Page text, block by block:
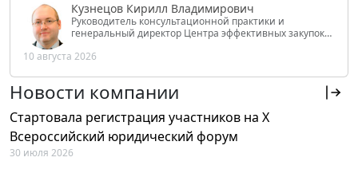
Кузнецов Кирилл Владимирович
Руководитель консультационной практики и
генеральный директор Центра эффективных закупок
РФ
10 августа 2026
Новости компании
Стартовала регистрация участников на X
Всероссийский юридический форум
30 июля 2026